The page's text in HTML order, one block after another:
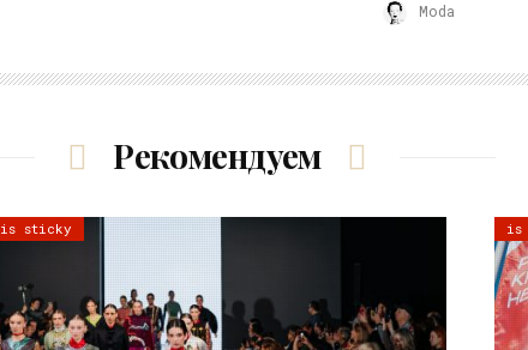
Moda
Рекомендуем
is sticky is